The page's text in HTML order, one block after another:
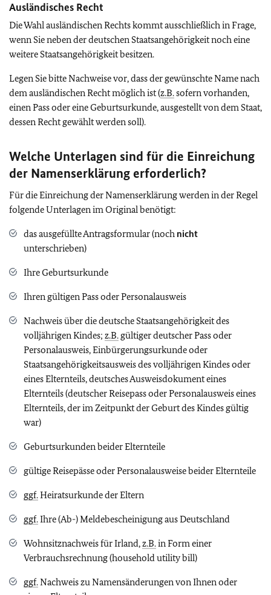
Ausländisches Recht
Die Wahl ausländischen Rechts kommt ausschließlich in Frage,
wenn Sie neben der deutschen Staatsangehörigkeit noch eine
weitere Staatsangehörigkeit besitzen.
Legen Sie bitte Nachweise vor, dass der gewünschte Name nach
dem ausländischen Recht möglich ist (z.B.sofern vorhanden,
einen Pass oder eine Geburtsurkunde, ausgestellt von dem Staat,
dessen Recht gewählt werden soll).
Welche Unterlagen sind für die Einreichung
der Namenserklärung erforderlich?
Für die Einreichung der Namenserklärung werden in der Regel
folgende Unterlagen im Original benötigt:
das ausgefüllte Antragsformular (noch nicht
unterschrieben)
Ihre Geburtsurkunde
Ihren gültigen Pass oder Personalausweis
Nachweis über die deutsche Staatsangehörigkeit des
volljährigen Kindes; z.B. gültiger deutscher Pass oder
Personalausweis, Einbürgerungsurkunde oder
Staatsangehörigkeitsausweis des volljährigen Kindes oder
eines Elternteils, deutsches Ausweisdokument eines
Elternteils (deutscher Reisepass oder Personalausweis eines
Elternteils, der im Zeitpunkt der Geburt des Kindes gültig
war)
Geburtsurkunden beider Elternteile
gültige Reisepässe oder Personalausweise beider Elternteile
ggf.Heiratsurkunde der Eltern
ggf.Ihre (Ab-) Meldebescheinigung aus Deutschland
Wohnsitznachweis für Irland,z.B.in Form einer
Verbrauchsrechnung (household utility bill)
ggf.Nachweis zu Namensänderungen von Ihnen oder